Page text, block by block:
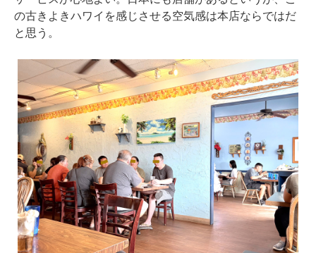
の古きよきハワイを感じさせる空気感は本店ならではだ
と思う。